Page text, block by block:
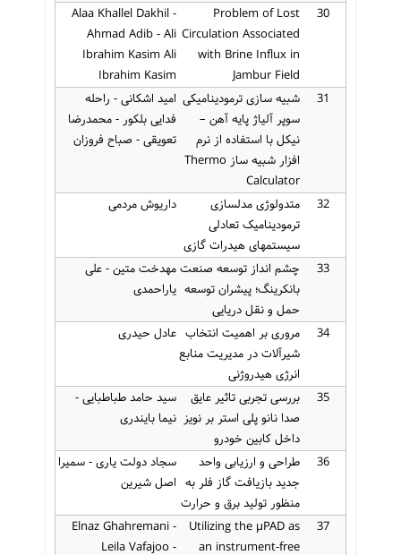
30
Problem of Lost
Circulation Associated
with Brine Influx in
Jambur Field
Alaa Khallel Dakhil -
Ahmad Adib - Ali
Ibrahim Kasim Ali
Ibrahim Kasim
31
شبیه سازی ترمودینامیکی
سوپر آلیاژ پایه آهن –
نیکل با استفاده از نرم
افزار شبیه ساز Thermo
Calculator
امید اشکانی - راحله
فدایی بلکور - محمدرضا
تعویقی - صباح فروزان
32
متدولوژی مدلسازی
ترمودینامیک تعادلی
سیستمهای هیدرات گازی
داریوش مردمی
33
چشم انداز توسعه صنعت
بانکرینگ؛ پیشران توسعه
حمل و نقل دریایی
مهدخت متین - علی
یاراحمدی
34
مروری بر اهمیت انتخاب
شیرآلات در مدیریت منابع
انرژی هیدروژنی
عادل حیدری
35
بررسی تجربی تاثیر عایق
صدا نانو پلی استر بر نویز
داخل کابین خودرو
سید حامد طباطبایی -
نیما بایندری
36
طراحی و ارزیابی واحد
جدید بازیافت گاز فلر به
منظور تولید برق و حرارت
سجاد دولت یاری - سمیرا
اصل شیرین
37
Utilizing the µPAD as
an instrument-free
Elnaz Ghahremani -
Leila Vafajoo -